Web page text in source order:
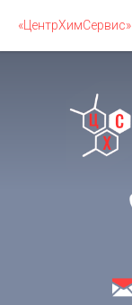
«ЦентрХимСервис»